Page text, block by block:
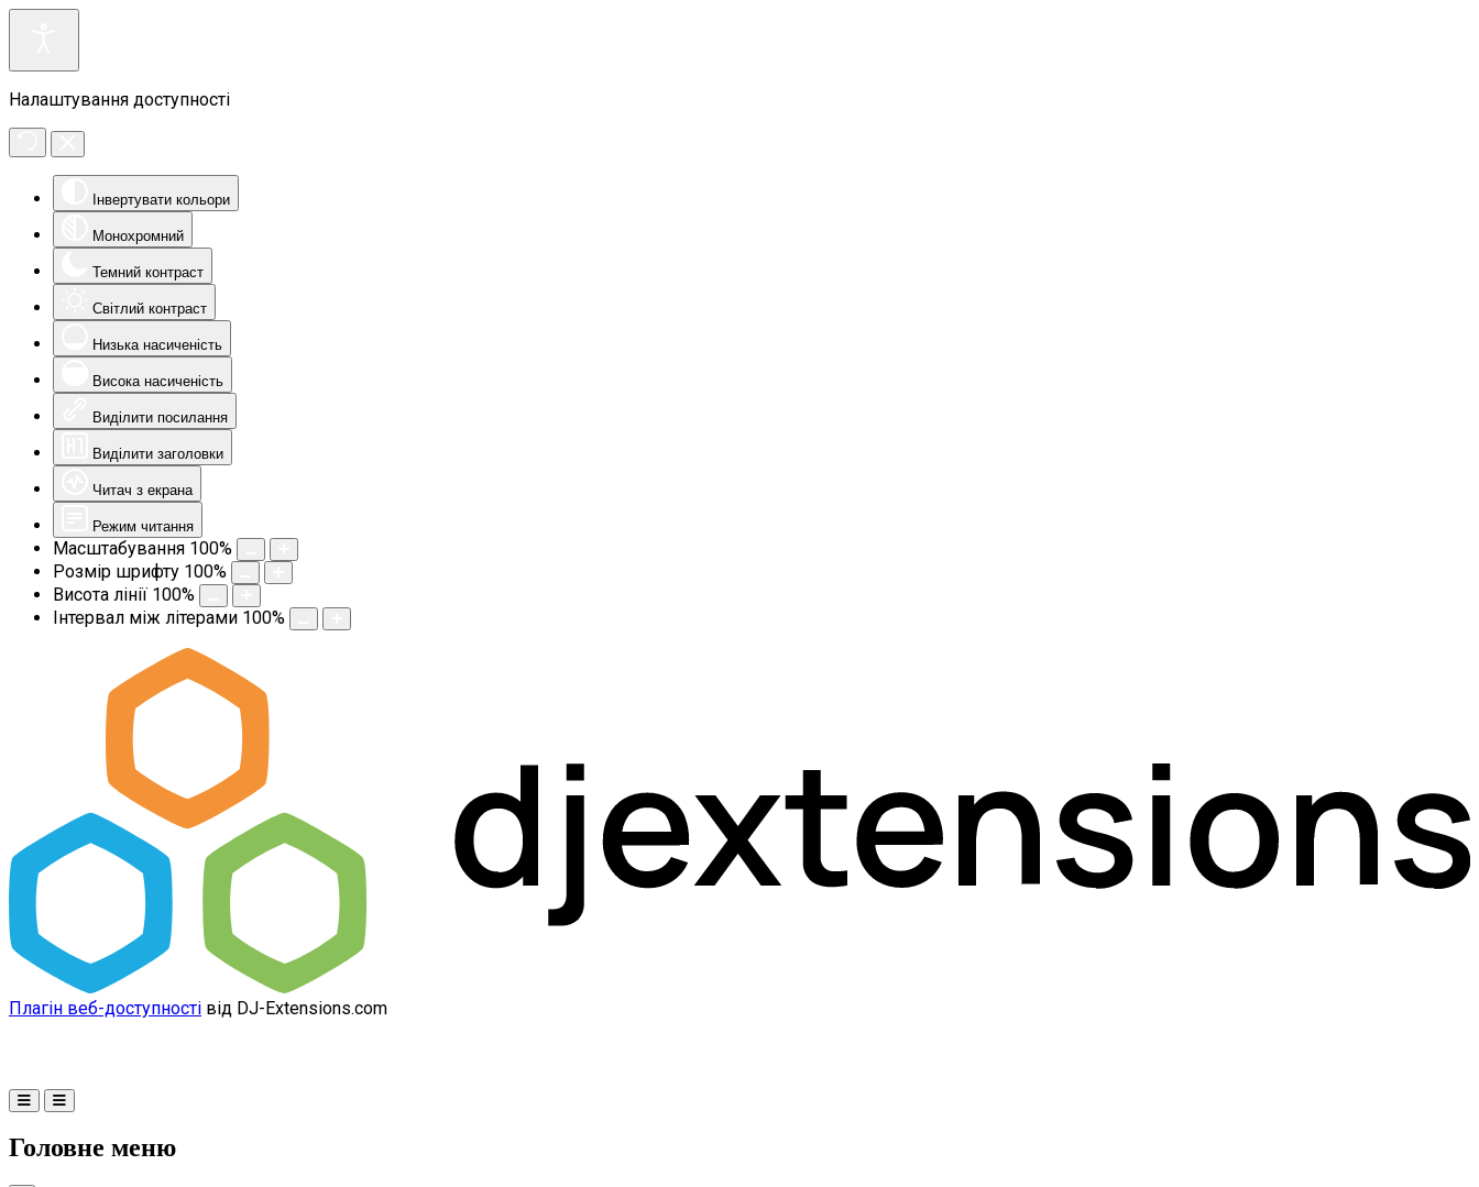
Налаштування доступності
Інвертувати кольори
Монохромний
Темний контраст
Світлий контраст
Низька насиченість
Висока насиченість
Виділити посилання
Виділити заголовки
Читач з екрана
Режим читання
Масштабування 100%
Розмір шрифту 100%
Висота лінії 100%
Інтервал між літерами 100%
Плагін веб-доступності від DJ-Extensions.com
Головне меню